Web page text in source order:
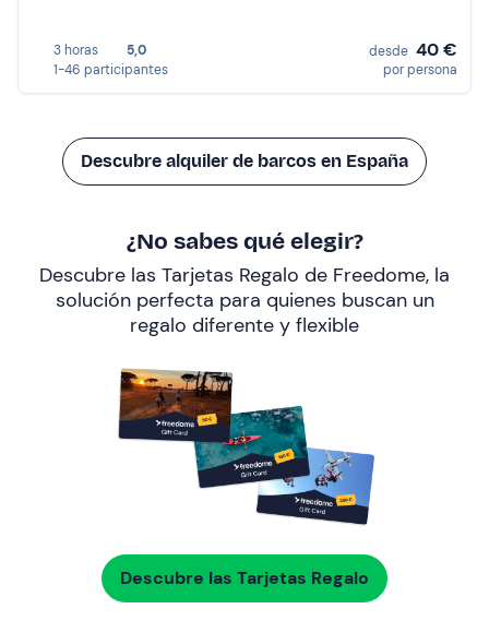
3 horas
5,0
1-46 participantes
desde 40 €
por persona
Descubre alquiler de barcos en España
¿No sabes qué elegir?
Descubre las Tarjetas Regalo de Freedome, la
solución perfecta para quienes buscan un
regalo diferente y flexible
Descubre las Tarjetas Regalo